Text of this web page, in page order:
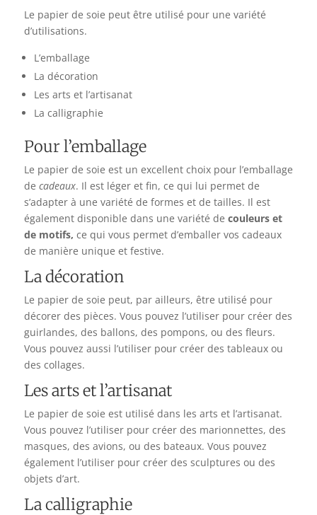
Le papier de soie peut être utilisé pour une variété
d’utilisations.
L’emballage
La décoration
Les arts et l’artisanat
La calligraphie
Pour l’emballage
Le papier de soie est un excellent choix pour l’emballage
de cadeaux. Il est léger et fin, ce qui lui permet de
s’adapter à une variété de formes et de tailles. Il est
également disponible dans une variété de couleurs et
de motifs, ce qui vous permet d’emballer vos cadeaux
de manière unique et festive.
La décoration
Le papier de soie peut, par ailleurs, être utilisé pour
décorer des pièces. Vous pouvez l’utiliser pour créer des
guirlandes, des ballons, des pompons, ou des fleurs.
Vous pouvez aussi l’utiliser pour créer des tableaux ou
des collages.
Les arts et l’artisanat
Le papier de soie est utilisé dans les arts et l’artisanat.
Vous pouvez l’utiliser pour créer des marionnettes, des
masques, des avions, ou des bateaux. Vous pouvez
également l’utiliser pour créer des sculptures ou des
objets d’art.
La calligraphie